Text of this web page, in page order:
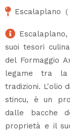
Escalaplano (
suoi tesori
del Formaggio
legame tra
tradizioni. L'olio
stincu, è un
dalle bacche
proprietà e il